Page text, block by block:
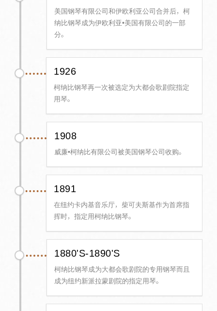
美国钢琴有限公司和伊欧利亚公司合并后，柯
纳比钢琴成为伊欧利亚•美国有限公司的一部
分。
1926
柯纳比钢琴再一次被选定为大都会歌剧院指定
用琴。
1908
威廉•柯纳比有限公司被美国钢琴公司收购。
1891
在纽约卡内基音乐厅，柴可夫斯基作为首席指
挥时，指定用柯纳比钢琴。
1880'S-1890'S
柯纳比钢琴成为大都会歌剧院的专用钢琴而且
成为纽约新派拉蒙剧院的指定用琴。